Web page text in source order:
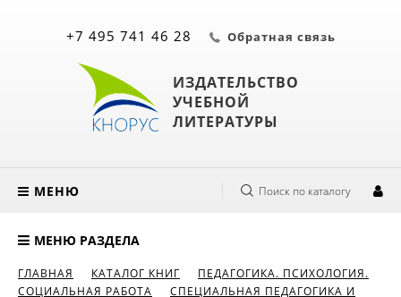
ИЗДАТЕЛЬСТВО
УЧЕБНОЙ
ЛИТЕРАТУРЫ
+7 495 741 46 28 Обратная связь
МЕНЮ Поиск по каталогу
МЕНЮ РАЗДЕЛА
ГЛАВНАЯ КАТАЛОГ КНИГ
ПЕДАГОГИКА. ПСИХОЛОГИЯ.
СОЦИАЛЬНАЯ РАБОТА
СПЕЦИАЛЬНАЯ ПЕДАГОГИКА И